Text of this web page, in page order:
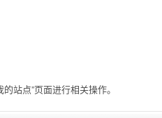
站点”页面进行相关操作。